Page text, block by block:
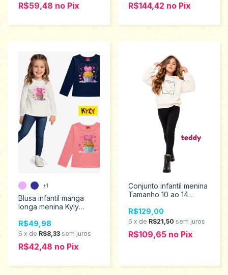
R$59,48 no Pix R$144,42 no Pix
Blusa infantil manga
longa menina Kyly
R$49,98
6 x de R$8,33 sem juros
R$42,48 no Pix
+1
Conjunto infantil menina
Tamanho 10 ao 14
R$129,00
6 x de R$21,50 sem juros
R$109,65 no Pix